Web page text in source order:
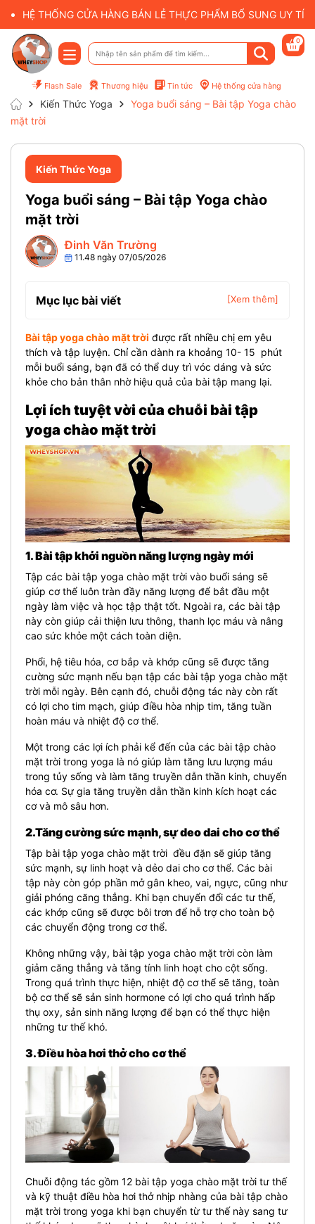
HỆ THỐNG CỬA HÀNG BÁN LẺ THỰC PHẨM BỔ SUNG UY
Flash Sale Thương hiệu Tin tức Hệ thống cửa hàng
0
Kiến Thức Yoga
Yoga buổi sáng – Bài tập Yoga chào
mặt trời
Kiến Thức Yoga
Yoga buổi sáng – Bài tập Yoga chào
mặt trời
Đinh Văn Trường
11.48 ngày 07/05/2026
Mục lục bài viết [Xem thêm]
Bài tập yoga chào mặt trời được rất nhiều chị em yêu
thích và tập luyện. Chỉ cần dành ra khoảng 10- 15 phút
mỗi buổi sáng, bạn đã có thể duy trì vóc dáng và sức
khỏe cho bản thân nhờ hiệu quả của bài tập mang lại.
Lợi ích tuyệt vời của chuỗi bài tập
yoga chào mặt trời
1. Bài tập khởi nguồn năng lượng ngày mới
Tập các bài tập yoga chào mặt trời vào buổi sáng sẽ
giúp cơ thể luôn tràn đầy năng lượng để bắt đầu một
ngày làm việc và học tập thật tốt. Ngoài ra, các bài tập
này còn giúp cải thiện lưu thông, thanh lọc máu và nâng
cao sức khỏe một cách toàn diện.
Phổi, hệ tiêu hóa, cơ bắp và khớp cũng sẽ được tăng
cường sức mạnh nếu bạn tập các bài tập yoga chào mặt
trời mỗi ngày. Bên cạnh đó, chuỗi động tác này còn rất
có lợi cho tim mạch, giúp điều hòa nhịp tim, tăng tuần
hoàn máu và nhiệt độ cơ thể.
Một trong các lợi ích phải kể đến của các bài tập chào
mặt trời trong yoga là nó giúp làm tăng lưu lượng máu
trong tủy sống và làm tăng truyền dẫn thần kinh, chuyển
hóa cơ. Sự gia tăng truyền dẫn thần kinh kích hoạt các
cơ và mô sâu hơn.
2.Tăng cường sức mạnh, sự deo dai cho cơ thể
Tập bài tập yoga chào mặt trời đều đặn sẽ giúp tăng
sức mạnh, sự linh hoạt và dẻo dai cho cơ thể. Các bài
tập này còn góp phần mở gân kheo, vai, ngực, cũng như
giải phóng căng thẳng. Khi bạn chuyển đổi các tư thế,
các khớp cũng sẽ được bôi trơn để hỗ trợ cho toàn bộ
các chuyển động trong cơ thể.
Không những vậy, bài tập yoga chào mặt trời còn làm
giảm căng thẳng và tăng tính linh hoạt cho cột sống.
Trong quá trình thực hiện, nhiệt độ cơ thể sẽ tăng, toàn
bộ cơ thể sẽ sản sinh hormone có lợi cho quá trình hấp
thụ oxy, sản sinh năng lượng để bạn có thể thực hiện
những tư thế khó.
3. Điều hòa hơi thở cho cơ thể
Chuỗi động tác gồm 12 bài tập yoga chào mặt trời tư thế
và kỹ thuật điều hòa hơi thở nhịp nhàng của bài tập chào
mặt trời trong yoga khi bạn chuyển từ tư thế này sang tư